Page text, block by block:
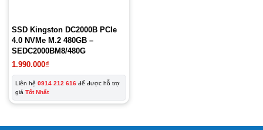
SSD Kingston DC2000B PCIe
4.0 NVMe M.2 480GB –
SEDC2000BM8/480G
1.990.000₫
Liên hệ 0914 212 616 để được hỗ trợ
giá Tốt Nhất